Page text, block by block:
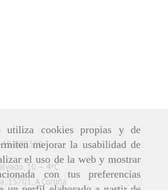
utiliza cookies propias y de
mejorar la usabilidad de
el uso de la web y mostrar
con tus preferencias
15-000360
10 – 4ºC
15701,A Coruña